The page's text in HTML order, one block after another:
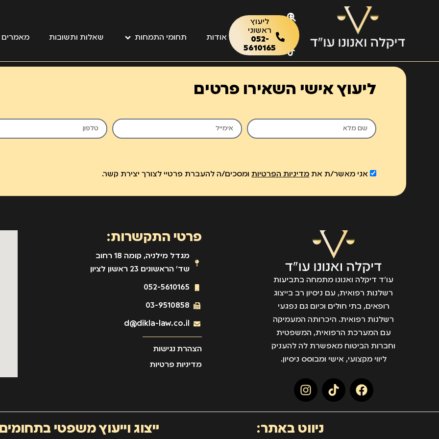
ליעוץ
ראשוני
052-
5610165
אודות תחומי התמחות שאלות ותשובות מאמרים
ליעוץ אישי השאירו פרטים
אני מאשר/ת את מדיניות הפרטיותומסכים/ה להעברת פרטיי לצורך יצירת קשר.
עו״ד דיקלה ואנונו מתמחה בתביעות
רשלנות רפואית, עם ניסיון רב בייצוג
רופאים, בתי חולים וכיום גם נפגעי
רשלנות רפואית. היכרותה המעמיקה
עם המערכת הרפואית, המשפטית
וחברות הביטוח מאפשרת לה להעניק
ליווי מקצועי, אישי ומבוסס ניסיון.
פרטי התקשרות:
מגדל מילניה, קומה 18 רחוב
שד' הראשונים 23 ראשון לציון
052-5610165
03-9510858
d@dikla-law.co.il
הצהרת נגישות
מדיניות פרטיות
ניווט באתר: ייצוג וייעוץ משפטי